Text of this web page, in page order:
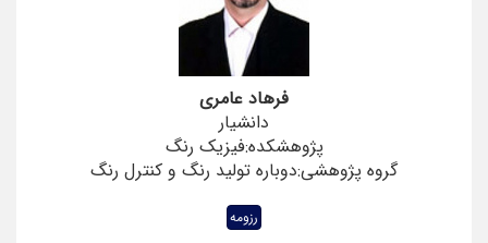
فرهاد عامری
دانشیار
پژوهشکده:فیزیک رنگ
گروه پژوهشی:دوباره تولید رنگ و کنترل رنگ
رزومه